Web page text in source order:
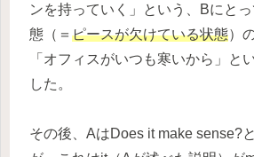
ンを持っていく」という、Bにと
態（＝ ピースが欠けている状態）
「オフィスがいつも寒いから」と
した。
その後、AはDoes it make sense?